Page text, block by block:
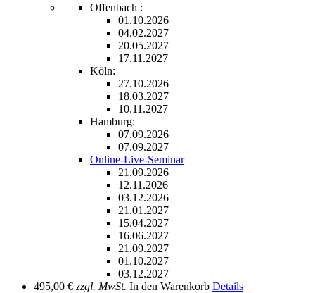
Offenbach :
01.10.2026
04.02.2027
20.05.2027
17.11.2027
Köln:
27.10.2026
18.03.2027
10.11.2027
Hamburg:
07.09.2026
07.09.2027
Online-Live-Seminar
21.09.2026
12.11.2026
03.12.2026
21.01.2027
15.04.2027
16.06.2027
21.09.2027
01.10.2027
03.12.2027
495,00 € zzgl. MwSt. In den Warenkorb Details